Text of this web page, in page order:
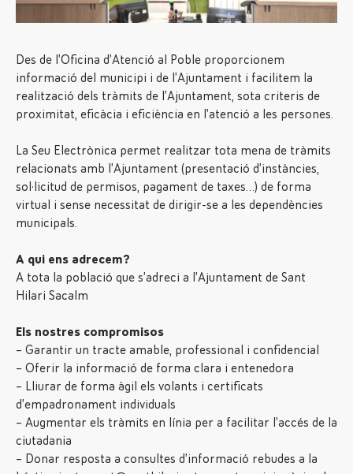
Des de l’Oficina d’Atenció al Poble proporcionem
informació del municipi i de l’Ajuntament i facilitem la
realització dels tràmits de l’Ajuntament, sota criteris de
proximitat, eficàcia i eficiència en l’atenció a les persones.
La Seu Electrònica permet realitzar tota mena de tràmits
relacionats amb l’Ajuntament (presentació d’instàncies,
sol·licitud de permisos, pagament de taxes…) de forma
virtual i sense necessitat de dirigir-se a les dependències
municipals.
A qui ens adrecem?
A tota la població que s’adreci a l’Ajuntament de Sant
Hilari Sacalm
Els nostres compromisos
– Garantir un tracte amable, professional i confidencial
– Oferir la informació de forma clara i entenedora
– Lliurar de forma àgil els volants i certificats
d’empadronament individuals
– Augmentar els tràmits en línia per a facilitar l’accés de la
ciutadania
– Donar resposta a consultes d’informació rebudes a la